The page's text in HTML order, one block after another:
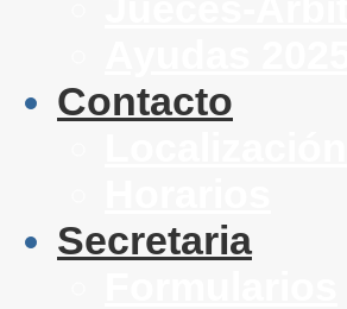
Contacto
Secretaria